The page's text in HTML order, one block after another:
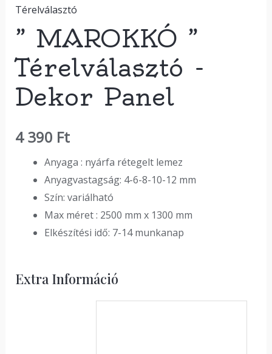
Térelválasztó
” MAROKKÓ ”
Térelválasztó -
Dekor Panel
4 390 Ft
Anyaga : nyárfa rétegelt lemez
Anyagvastagság: 4-6-8-10-12 mm
Szín: variálható
Max méret : 2500 mm x 1300 mm
Elkészítési idő: 7-14 munkanap
Extra Információ